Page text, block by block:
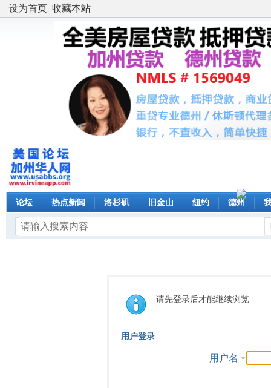
设为首页 收藏本站
论坛 热点新闻 洛杉矶 旧金山 纽约 德州
请先登录后才能继续浏览
用户登录
用户名